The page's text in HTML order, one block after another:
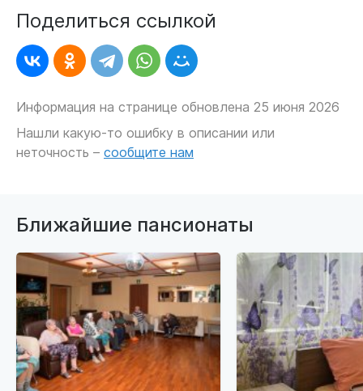
Поделиться ссылкой
Информация на странице обновлена 25 июня 2026
Нашли какую-то ошибку в описании или
неточность – сообщите нам
Ближайшие пансионаты